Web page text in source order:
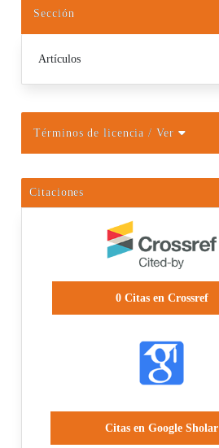
Sección
Artículos
Términos de licencia/ Ver
Citaciones
0Citas en Crossref
Citas en Google Sholar